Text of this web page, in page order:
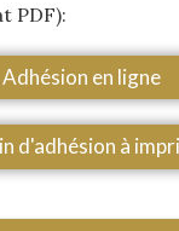
PDF):
Adhésion en ligne
d'adhésion à